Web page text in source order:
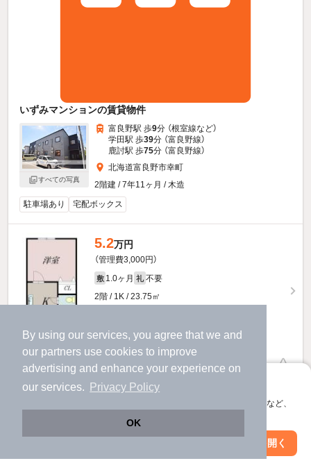
By using our services, you agree that we and
our partners use cookies to improve
advertising and enhance your experience on
our services.
Privacy Policy
OK
アプリに切り替えて、サクサクお部屋探し
会員登録なしですぐ使える。マップ検索やお気に入り保存など、
アプリを開く
いずみマンションの賃貸物件
すべての写真
富良野駅 歩9分 （根室線など）
学田駅 歩39分 （富良野線）
鹿討駅 歩75分 （富良野線）
北海道富良野市幸町
2階建 / 7年11ヶ月 / 木造
駐車場あり
宅配ボックス
5.2万円
（管理費3,000円）
敷 1.0ヶ月 礼 不要
2階 / 1K / 23.75㎡
お問い合わせ （無料）
いずみマンションのすべての部屋を見る
絞り込み条件を変更